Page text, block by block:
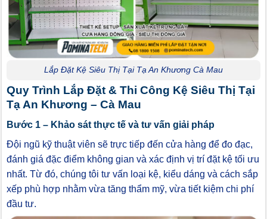
Lắp Đặt Kệ Siêu Thị Tại Tạ An Khương Cà Mau
Quy Trình Lắp Đặt & Thi Công Kệ Siêu Thị Tại
Tạ An Khương – Cà Mau
Bước 1 – Khảo sát thực tế và tư vấn giải pháp
Đội ngũ kỹ thuật viên sẽ trực tiếp đến cửa hàng để đo đạc,
đánh giá đặc điểm không gian và xác định vị trí đặt kệ tối ưu
nhất. Từ đó, chúng tôi tư vấn loại kệ, kiểu dáng và cách sắp
xếp phù hợp nhằm vừa tăng thẩm mỹ, vừa tiết kiệm chi phí
đầu tư.